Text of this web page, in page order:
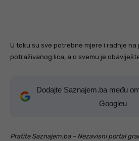
U toku su sve potrebne mjere i radnje na
potraživanog lica, a o svemu je
Dodajte Saznajem.ba među
Googleu
Pratite Saznajem.ba – Nezavisni portal